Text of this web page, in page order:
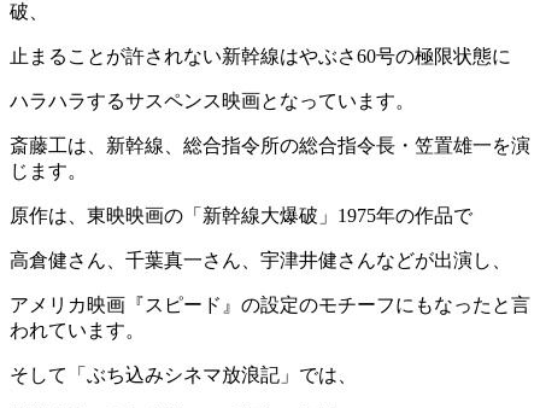
破、
止まることが許されない新幹線はやぶさ60号の極限状態に
ハラハラするサスペンス映画となっています。
斎藤工は、新幹線、総合指令所の総合指令長・笠置雄一を演
じます。
原作は、東映映画の「新幹線大爆破」1975年の作品で
高倉健さん、千葉真一さん、宇津井健さんなどが出演し、
アメリカ映画『スピード』の設定のモチーフにもなったと言
われています。
そして「ぶち込みシネマ放浪記」では、